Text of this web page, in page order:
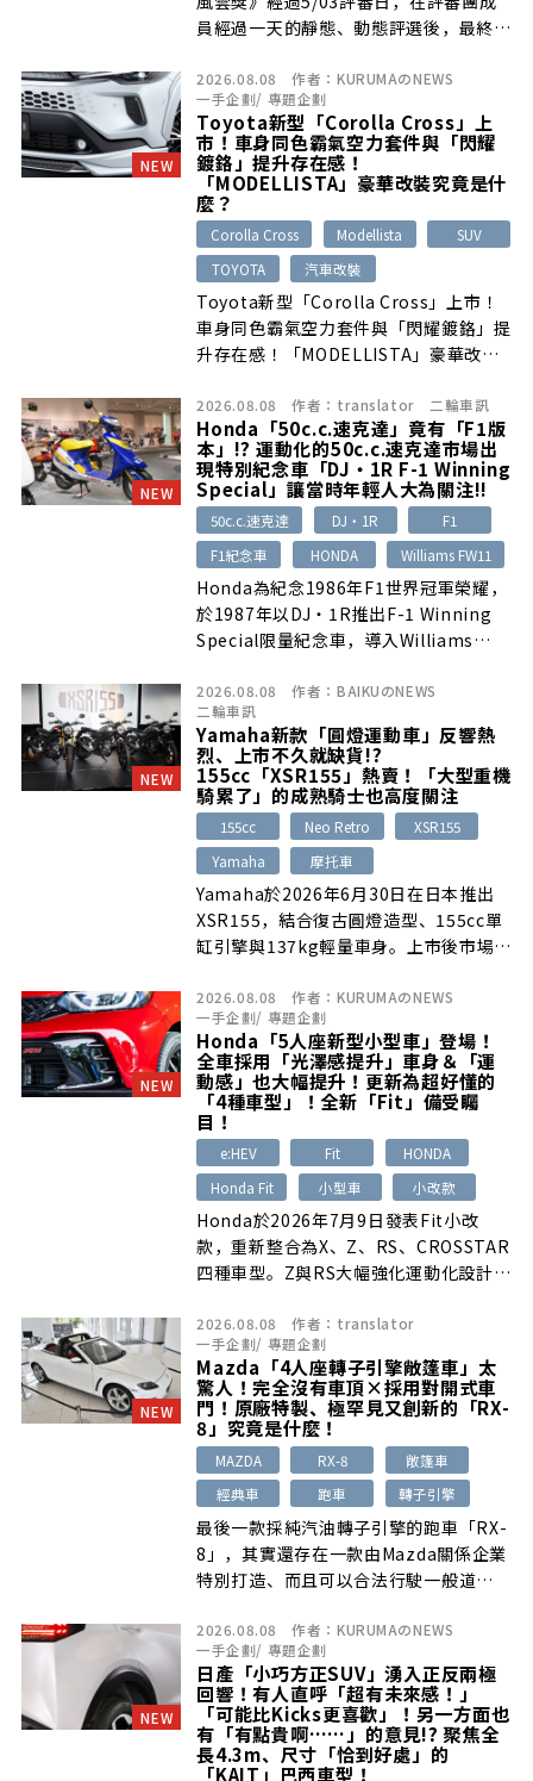
員經過一天的靜態、動態評選後，最終結
NEW
2026.08.08 作者： KURUMAのNEWS
一手企劃/ 專題企劃
Toyota新型「Corolla Cross」上
市！車身同色霸氣空力套件與「閃耀
鍍鉻」提升存在感！
「MODELLISTA」豪華改裝究竟是什
麼？
Corolla Cross Modellista
SUV
TOYOTA
汽車改裝
Toyota新型「Corolla Cross」上市！
車身同色霸氣空力套件與「閃耀鍍鉻」提
升存在感！「MODELLISTA」豪華改裝
NEW
2026.08.08 作者： translator 二輪車訊
Honda「50c.c.速克達」竟有「F1版
本」!? 運動化的50c.c.速克達市場出
現特別紀念車「DJ・1R F-1 Winning
Special」讓當時年輕人大為關注!!
50c.c.速克達 DJ・1R
F1
F1紀念車
HONDA Williams FW11
Honda為紀念1986年F1世界冠軍榮耀，
於1987年以DJ・1R推出F-1 Winning
Special限量紀念車，導入Williams
行程引擎，成為當年50c.c.運動速克達熱
潮中的醒目代表。
NEW
2026.08.08 作者： BAIKUのNEWS
二輪車訊
Yamaha新款「圓燈運動車」反響熱
烈、上市不久就缺貨!?
155cc「XSR155」熱賣！「大型重機
騎累了」的成熟騎士也高度關注
155cc Neo Retro
XSR155
Yamaha
摩托車
Yamaha於2026年6月30日在日本推出
XSR155，結合復古圓燈造型、155cc單
缸引擎與137kg輕量車身。上市後市場反
黑色車款最受歡迎。
NEW
2026.08.08 作者： KURUMAのNEWS
一手企劃/ 專題企劃
Honda「5人座新型小型車」登場！
全車採用「光澤感提升」車身＆「運
動感」也大幅提升！更新為超好懂的
「4種車型」！全新「Fit」備受矚
目！
e:HEV Fit
HONDA
Honda Fit
小型車 小改款
Honda於2026年7月9日發表Fit小改
款，重新整合為X、Z、RS、CROSSTAR
四種車型。Z與RS大幅強化運動化設計與
層材質，提升車身光澤與質感。
NEW
2026.08.08 作者： translator
一手企劃/ 專題企劃
Mazda「4人座轉子引擎敞篷車」太
驚人！完全沒有車頂×採用對開式車
門！原廠特製、極罕見又創新的「RX-
8」究竟是什麼！
MAZDA RX-8
敞篷車
經典車
跑車 轉子引擎
最後一款採純汽油轉子引擎的跑車「RX-
8」，其實還存在一款由Mazda關係企業
特別打造、而且可以合法行駛一般道
NEW
2026.08.08 作者： KURUMAのNEWS
一手企劃/ 專題企劃
日產「小巧方正SUV」湧入正反兩極
回響！有人直呼「超有未來感！」
「可能比Kicks更喜歡」！另一方面也
有「有點貴啊……」的意見!? 聚焦全
長4.3m、尺寸「恰到好處」的
「KAIT」巴西車型！